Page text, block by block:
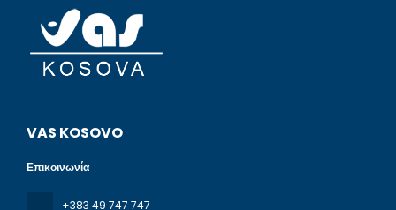
VAS KOSOVO
Επικοινωνία
+383 49 747 747